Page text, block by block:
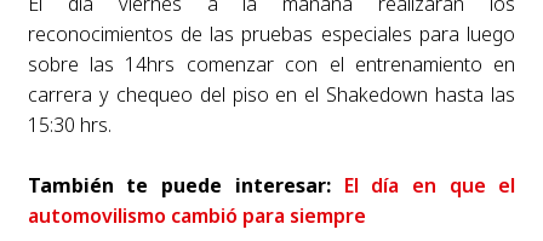
reconocimientos de las pruebas especiales para luego
sobre las 14hrs comenzar con el entrenamiento en
carrera y chequeo del piso en el Shakedown hasta las
15:30 hrs.
También te puede interesar: El día en que el
automovilismo cambió para siempre